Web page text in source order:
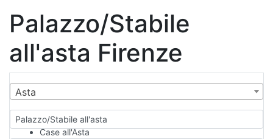
Palazzo/Stabile
all'asta Firenze
Asta
Palazzo/Stabile all'asta
Case all'Asta